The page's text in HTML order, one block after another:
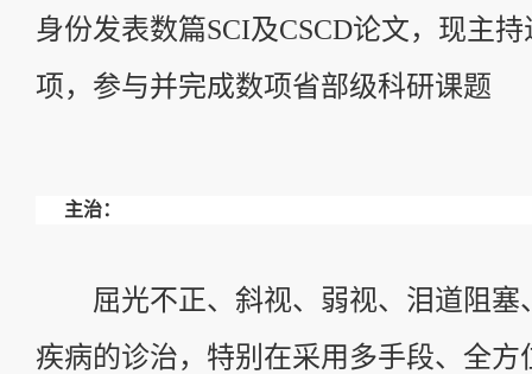
身份发表数篇SCI及CSCD论文，现主
项，参与并完成数项省部级科研课题
主治：
屈光不正、斜视、弱视、泪道阻塞
疾病的诊治，特别在采用多手段、全方